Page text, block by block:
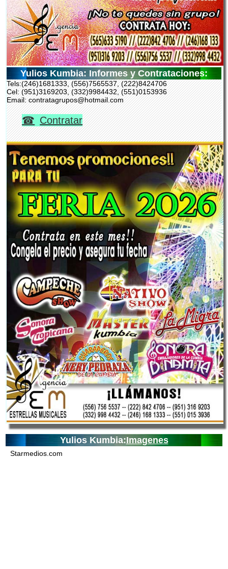
Yulios Kumbia: Informes y Contrataciones:
Tels:(246)1681333, (556)7565537, (222)8424706
Cel: (951)3169203, (332)9984432, (551)0153936
Email: contratagrupos@hotmail.com
Contratar
Yulios Kumbia:Imagenes